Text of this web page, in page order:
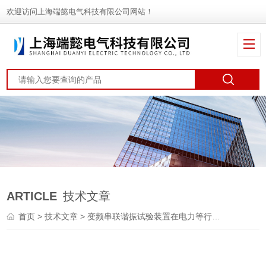
欢迎访问上海端懿电气科技有限公司网站！
ARTICLE 技术文章
首页 >技术文章 > 变频串联谐振试验装置在电力等行业的应用